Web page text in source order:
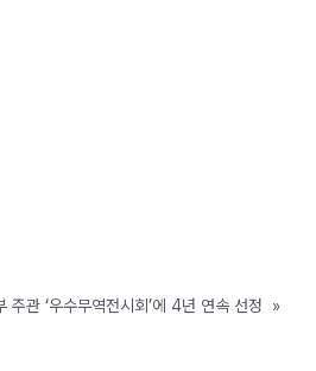
주관 ‘우수무역전시회’에 4년 연속 선정 »